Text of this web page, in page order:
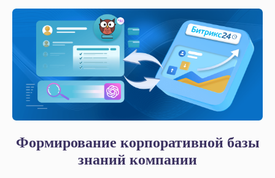
Формирование корпоративной базы
знаний компании